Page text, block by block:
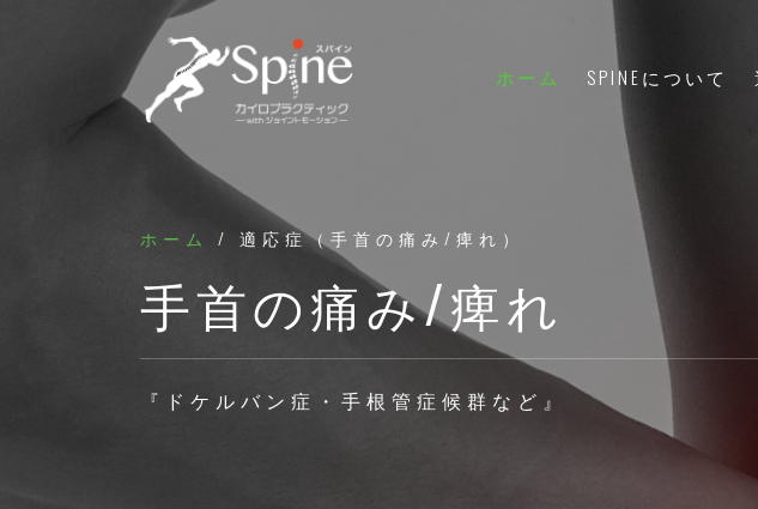
ホーム SPINEについて
ホーム / 適応症（手首の痛み/痺れ）
手首の痛み/痺れ
『ドケルバン症・手根管症候群など』